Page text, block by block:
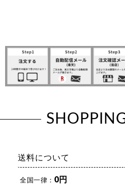
送料について
全国一律： 0円